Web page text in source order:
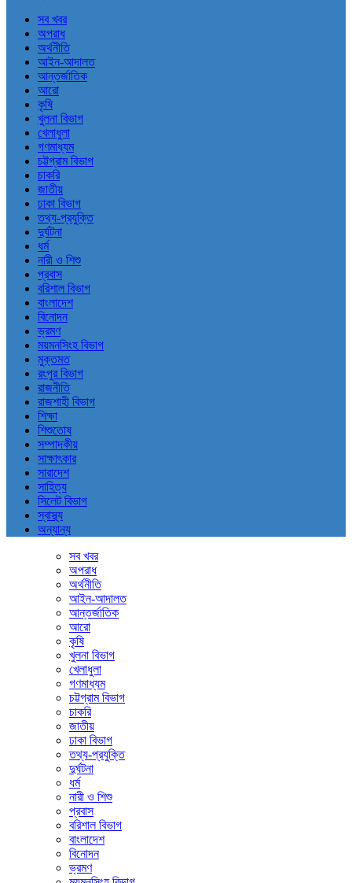
সব খবর
অপরাধ
অর্থনীতি
আইন-আদালত
আন্তর্জাতিক
আরো
কৃষি
খুলনা বিভাগ
খেলাধুলা
গণমাধ্যম
চট্টগ্রাম বিভাগ
চাকরি
জাতীয়
ঢাকা বিভাগ
তথ্য-প্রযুক্তি
দুর্ঘটনা
ধর্ম
নারী ও শিশু
প্রবাস
বরিশাল বিভাগ
বাংলাদেশ
বিনোদন
ভ্রমণ
ময়মনসিংহ বিভাগ
মুক্তমত
রংপুর বিভাগ
রাজনীতি
রাজশাহী বিভাগ
শিক্ষা
শিশুতোষ
সম্পাদকীয়
সাক্ষাৎকার
সারাদেশ
সাহিত্য
সিলেট বিভাগ
স্বাস্থ্য
অন্যান্য
সব খবর
অপরাধ
অর্থনীতি
আইন-আদালত
আন্তর্জাতিক
আরো
কৃষি
খুলনা বিভাগ
খেলাধুলা
গণমাধ্যম
চট্টগ্রাম বিভাগ
চাকরি
জাতীয়
ঢাকা বিভাগ
তথ্য-প্রযুক্তি
দুর্ঘটনা
ধর্ম
নারী ও শিশু
প্রবাস
বরিশাল বিভাগ
বাংলাদেশ
বিনোদন
ভ্রমণ